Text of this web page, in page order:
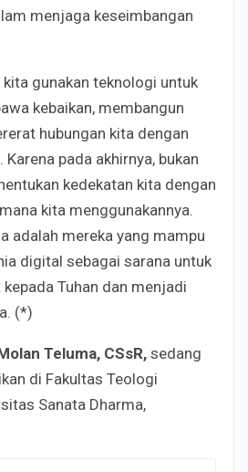
menjaga keseimbangan
kita gunakan teknologi untuk
kebaikan, membangun
hubungan kita dengan
pada akhirnya, bukan
kedekatan kita dengan
kita menggunakannya.
adalah mereka yang mampu
digital sebagai sarana untuk
Tuhan dan menjadi
(*)
Teluma, CSsR, sedang
di Fakultas Teologi
Sanata Dharma,